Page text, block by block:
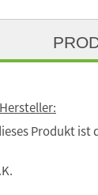
Produkt ist